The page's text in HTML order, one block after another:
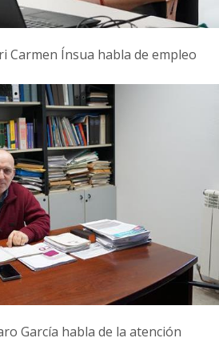
Carmen Ínsua habla de empleo
García habla de la atención